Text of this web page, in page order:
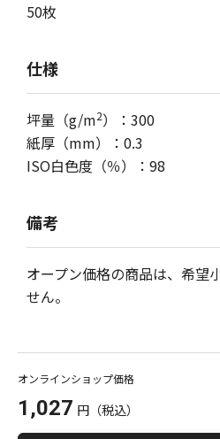
50枚
仕様
坪量（g/m2）：300
紙厚（mm）：0.3
ISO白色度（％）：98
備考
オープン価格の商品は、希望
せん。
オンラインショップ価格
1,027 円 （税込）